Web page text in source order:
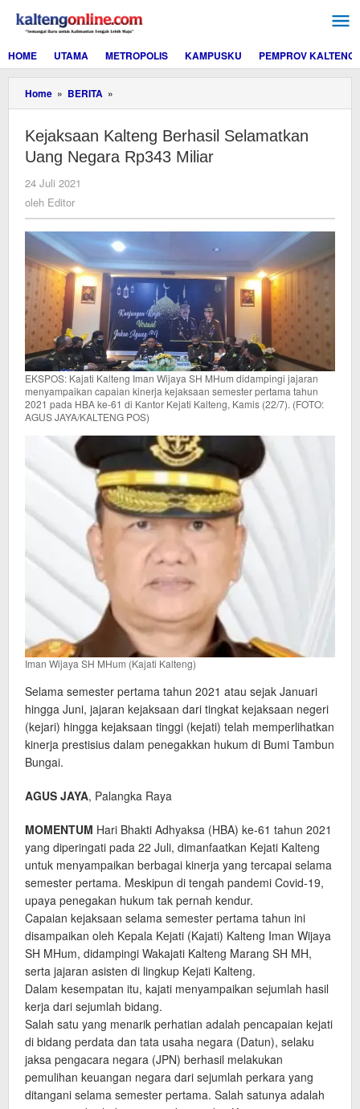
konten
HOME
UTAMA METROPOLIS KAMPUSKU PEMPROV KALTENG
Home » BERITA »
Kalteng
Selamatkan
Uang
Negara
Kejaksaan Kalteng Berhasil Selamatkan
Uang Negara Rp343 Miliar
24 Juli 2021
oleh Editor
EKSPOS: Kajati Kalteng Iman Wijaya SH MHum didampingi jajaran
menyampaikan capaian kinerja kejaksaan semester pertama tahun
2021 pada HBA ke-61 di Kantor Kejati Kalteng, Kamis (22/7). (FOTO:
AGUS JAYA/KALTENG POS)
Iman Wijaya SH MHum (Kajati Kalteng)
Selama semester pertama tahun 2021 atau sejak Januari
hingga Juni, jajaran kejaksaan dari tingkat kejaksaan negeri
(kejari) hingga kejaksaan tinggi (kejati) telah memperlihatkan
kinerja prestisius dalam penegakkan hukum di Bumi Tambun
Bungai.
AGUS JAYA, Palangka Raya
MOMENTUM Hari Bhakti Adhyaksa (HBA) ke-61 tahun 2021
yang diperingati pada 22 Juli, dimanfaatkan Kejati Kalteng
untuk menyampaikan berbagai ki­nerja yang tercapai selama
semester pertama. Meskipun di tengah pandemi Covid-19,
upaya pe­negakan hukum tak pernah kendur.
Capaian kejaksaan selama semester pertama tahun ini
disampaikan oleh Kepala Kejati (Kajati) Kalteng Iman Wijaya
SH MHum, didampingi Wakajati Kalteng Marang SH MH,
serta jajaran asisten di lingkup Kejati Kalteng.
Dalam kesempatan itu, kajati menyampaikan sejumlah hasil
kerja dari sejumlah bidang.
Salah satu yang menarik perhatian adalah pencapaian kejati
di bidang perdata dan tata usaha negara (Datun), selaku
jaksa pengacara negara (JPN) berhasil melakukan
pemulihan keuangan negara dari sejumlah perkara yang
ditangani selama semester pertama. Salah satunya adalah